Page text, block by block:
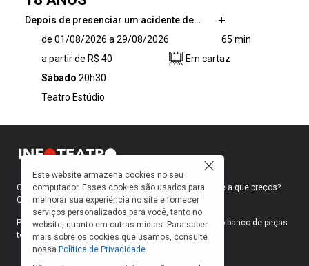
Depois de presenciar um acidente de…
com uma vítima fatal, um homem enfrenta
uma jornada obsessiva pelas possibilidades
eróticas da violência. O que a exposição
violentas na mídia, e suas consequências para
de 01/08/2026 a 29/08/2026
65 min
a partir de R$ 40
Em cartaz
Sábado 20h30
Teatro Estúdio
Como faço para ir ao teatro? Onde compro ingressos e a que preços?
Quais peças estão em cartaz?
Para responder a essas e outras perguntas, criamos o banco de peças
teatrais do INFOTEATRO.
Este website armazena cookies no seu
computador. Esses cookies são usados para
melhorar sua experiência no site e fornecer
serviços personalizados para você, tanto no
website, quanto em outras mídias. Para saber
mais sobre os cookies que usamos, consulte
nossa Política de Privacidade